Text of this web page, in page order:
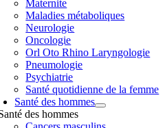
Maternite
Maladies métaboliques
Neurologie
Oncologie
Orl Oto Rhino Laryngologie
Pneumologie
Psychiatrie
Santé quotidienne de la femme
Santé des hommes
des hommes